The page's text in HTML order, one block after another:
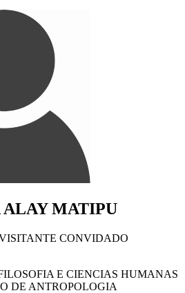
MATIPU
CONVIDADO
E CIENCIAS HUMANAS
DE ANTROPOLOGIA